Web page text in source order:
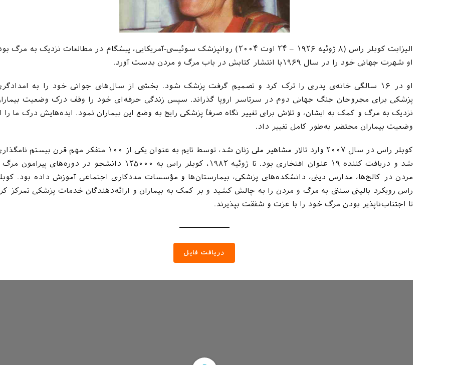
الیزابت کوبلر راس (۸ ژوئیه ۱۹۲۶ – ۲۴ اوت ۲۰۰۴) روانپزشک سوئیسی-آمریکایی، پیشگام در مطالعات نزدیک به مرگ
او شهرت جهانی خود را در سال ۱۹۶۹با انتشار کتابش در باب مرگ و مردن بدست آورد.
او در ۱۶ سالگی خانه‌ی پدری را ترک کرد و تصمیم گرفت پزشک شود. بخشی از سال‌های جوانی خود را به
پزشکی برای مجروحان جنگ جهانی دوم در سرتاسر اروپا گذراند. سپس زندگی حرفه‌ای خود را وقف درک وضعیت
نزدیک به مرگ و کمک به ایشان، و تلاش برای تغییر نگاه صرفاً پزشکی رایج به وضع این بیماران نمود. ایده‌هایش درک ما را
وضعیت بیماران محتضر به‌طور کامل تغییر داد.
کوبلر راس در سال ۲۰۰۷ وارد تالار مشاهیر ملی زنان شد، توسط تایم به عنوان یکی از ۱۰۰ متفکر مهم قرن بیستم
شد و دریافت کننده ۱۹ عنوان افتخاری بود. تا ژوئیه ۱۹۸۲، کوبلر راس به ۱۲۵۰۰۰ دانشجو در دوره‌های پیرامون
مردن در کالج‌ها، مدارس دینی، دانشکده‌های پزشکی، بیمارستان‌ها و مؤسسات مددکاری اجتماعی آموزش داده بود.
راس رویکرد بالینی سنتی به مرگ و مردن را به چالش کشید و بر کمک به بیماران و ارائه‌دهندگان خدمات پزشکی تمرکز
تا اجتناب‌ناپذیر بودن مرگ خود را با عزت و شفقت بپذیرند.
دریافت فایل